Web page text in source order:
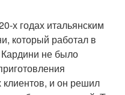
х годах итальянским
который работал в
Кардини не было
клиентов, и он решил